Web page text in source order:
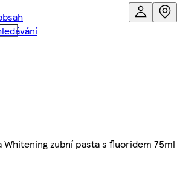
Whitening zubní pasta s fluoridem 75ml